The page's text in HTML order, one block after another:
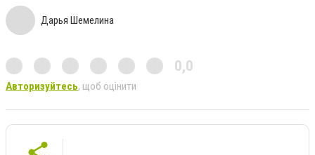
Дарья Шемелина
0,0
Авторизуйтесь, щоб оцінити